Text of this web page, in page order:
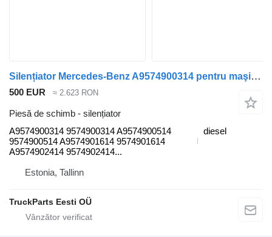
Silențiator Mercedes-Benz A9574900314 pentru maşina de gunoi Mercedes-Benz Econic (1998-2014)
500 EUR ≈ 2.623 RON
Piesă de schimb - silențiator
A9574900314 9574900314 A9574900514
9574900514 A9574901614 9574901614
A9574902414 9574902414...
diesel
Estonia, Tallinn
TruckParts Eesti OÜ